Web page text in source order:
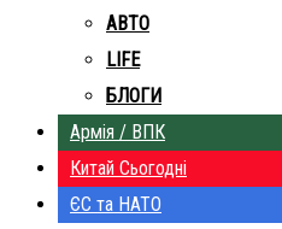
АВТО
LIFE
БЛОГИ
Армія / ВПК
Китай Сьогодні
ЄС та НАТО